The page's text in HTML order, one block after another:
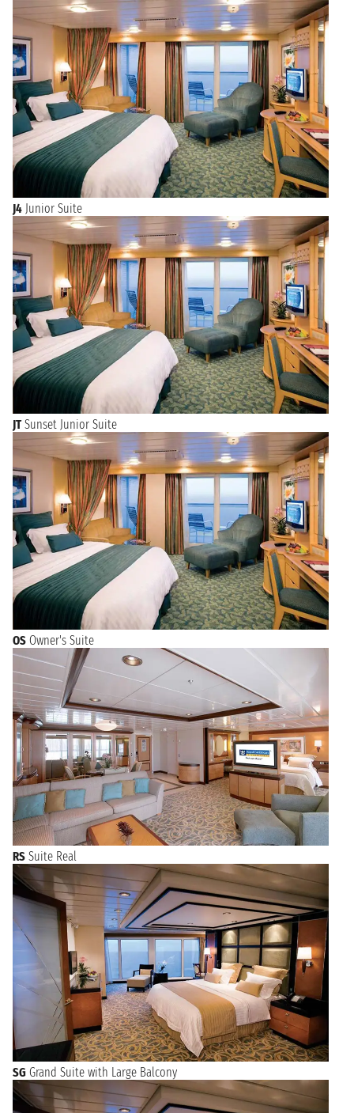
J4 Junior Suite
JT Sunset Junior Suite
OS Owner's Suite
RS Suite Real
SG Grand Suite with Large Balcony